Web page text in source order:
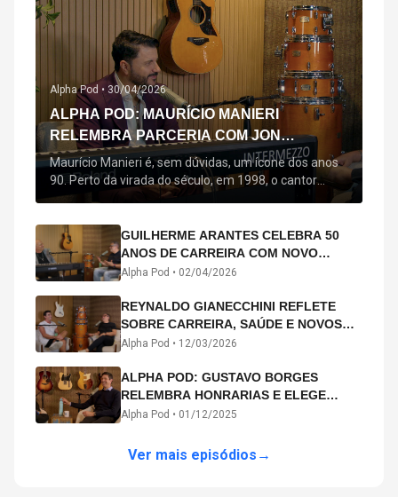
Alpha Pod • 30/04/2026
ALPHA POD: MAURÍCIO MANIERI
RELEMBRA PARCERIA COM JON
SECADA, ORIGEM DE "BEM QUERER" E
MAIS
Maurício Manieri é, sem dúvidas, um ícone dos anos
90. Perto da virada do século, em 1998, o cantor
estreou oficialmente com o seu primeiro disco, "A
acompanham até hoje, quase trinta anos mais tarde:
"Bem Querer" e "Minha Menina". Em 2026, o astro
segue com o […]
GUILHERME ARANTES CELEBRA 50
ANOS DE CARREIRA COM NOVO
ÁLBUM INTERDIMENSIONAL E TURNÊ
Alpha Pod • 02/04/2026
REYNALDO GIANECCHINI REFLETE
SOBRE CARREIRA, SAÚDE E NOVOS
CAMINHOS ARTÍSTICOS NO ALPHA
Alpha Pod • 12/03/2026
ALPHA POD: GUSTAVO BORGES
RELEMBRA HONRARIAS E ELEGE
MICHAEL PHELPS O MAIOR ATLETA DA
Alpha Pod • 01/12/2025
Ver mais episódios →